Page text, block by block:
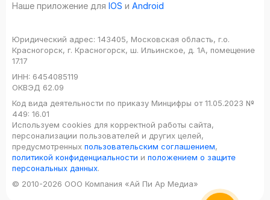
Наше приложение для IOS и Android
Юридический адрес: 143405, Московская область, г.о.
Красногорск, г. Красногорск, ш. Ильинское, д. 1А, помещение
17.17
ИНН: 6454085119
ОКВЭД 62.09
Код вида деятельности по приказу Минцифры от 11.05.2023 №
449: 16.01
Используем cookies для корректной работы сайта,
персонализации пользователей и других целей,
предусмотренных пользовательским соглашением,
политикой конфиденциальности и положением о защите
персональных данных.
© 2010-2026 ООО Компания «Ай Пи Ар Медиа»